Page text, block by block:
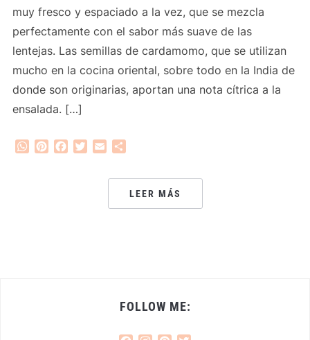
muy fresco y espaciado a la vez, que se mezcla
perfectamente con el sabor más suave de las
lentejas. Las semillas de cardamomo, que se utilizan
mucho en la cocina oriental, sobre todo en la India de
donde son originarias, aportan una nota cítrica a la
ensalada. […]
WhatsApp
PinterestFacebook
Twitter
Email
LEER MÁS
FOLLOW ME: